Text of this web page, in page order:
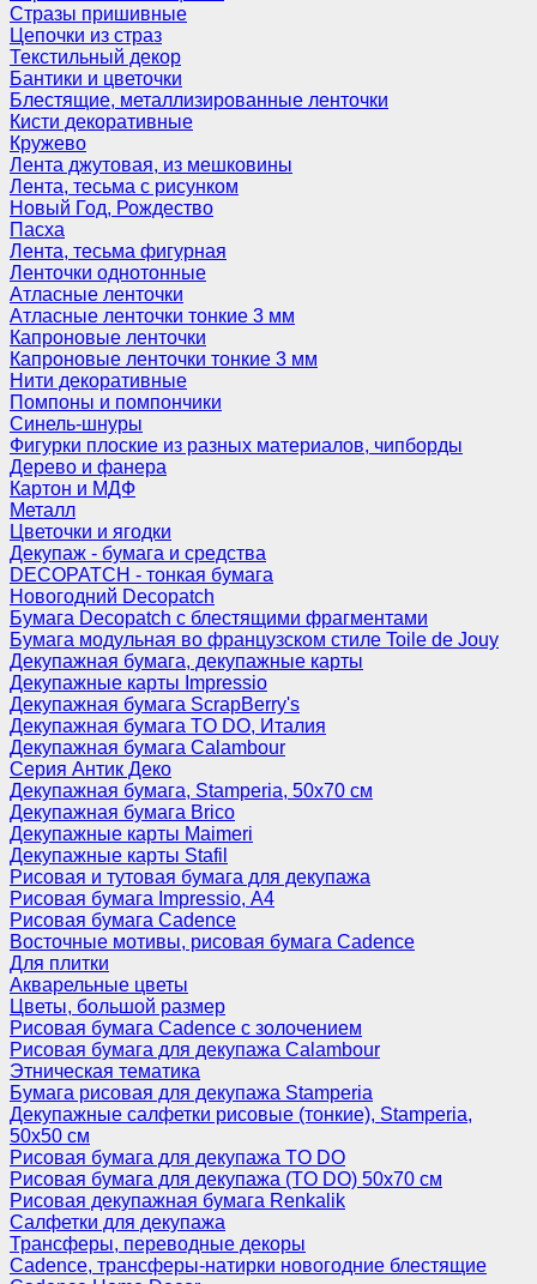
Стразы пришивные
Цепочки из страз
Текстильный декор
Бантики и цветочки
Блестящие, металлизированные ленточки
Кисти декоративные
Кружево
Лента джутовая, из мешковины
Лента, тесьма с рисунком
Новый Год, Рождество
Пасха
Лента, тесьма фигурная
Ленточки однотонные
Атласные ленточки
Атласные ленточки тонкие 3 мм
Капроновые ленточки
Капроновые ленточки тонкие 3 мм
Нити декоративные
Помпоны и помпончики
Синель-шнуры
Фигурки плоские из разных материалов, чипборды
Дерево и фанера
Картон и МДФ
Металл
Цветочки и ягодки
Декупаж - бумага и средства
DECOPATCH - тонкая бумага
Новогодний Decopatch
Бумага Decopatch с блестящими фрагментами
Бумага модульная во французском стиле Toile de Jouy
Декупажная бумага, декупажные карты
Декупажные карты Impressio
Декупажная бумага ScrapBerry's
Декупажная бумага TO DO, Италия
Декупажная бумага Calambour
Серия Антик Деко
Декупажная бумага, Stamperia, 50х70 см
Декупажная бумага Brico
Декупажные карты Maimeri
Декупажные карты Stafil
Рисовая и тутовая бумага для декупажа
Рисовая бумага Impressio, А4
Рисовая бумага Cadence
Восточные мотивы, рисовая бумага Cadence
Для плитки
Акварельные цветы
Цветы, большой размер
Рисовая бумага Cadence c золочением
Рисовая бумага для декупажа Calambour
Этническая тематика
Бумага рисовая для декупажа Stamperia
Декупажные салфетки рисовые (тонкие), Stamperia,
50х50 см
Рисовая бумага для декупажа TO DO
Рисовая бумага для декупажа (TO DO) 50х70 см
Рисовая декупажная бумага Renkalik
Салфетки для декупажа
Трансферы, переводные декоры
Cadence, трансферы-натирки новогодние блестящие